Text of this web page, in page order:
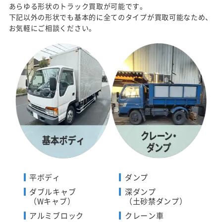
あらゆる形状のトラック買取が可能です。
下記以外の形状でも基本的に全てのタイプが買取可能なため、
お気軽にご相談ください。
平ボディ
ダブルキャブ
（Wキャブ）
アルミブロック
ダンプ
深ダンプ
（土砂禁ダンプ）
クレーン車